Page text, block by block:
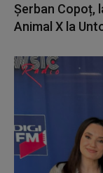
Șerban Copoț,
Animal X la